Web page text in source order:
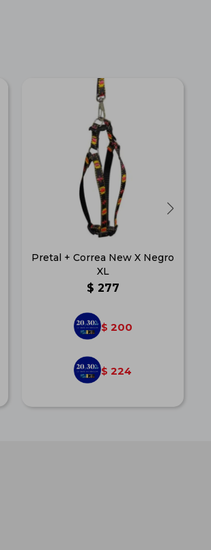
Pretal + Correa New X Negro
XL
$ 277
$ 200
$ 224